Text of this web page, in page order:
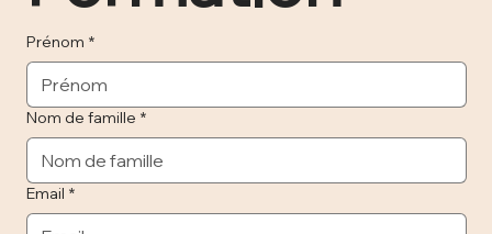
Prénom *
Nom de famille *
Email *